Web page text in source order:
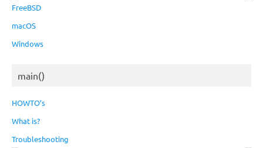
FreeBSD
macOS
Windows
main()
HOWTO’s
What is?
Troubleshooting